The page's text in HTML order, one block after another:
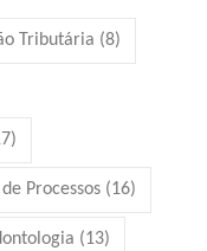
Tributária (8)
Processos (16)
(13)